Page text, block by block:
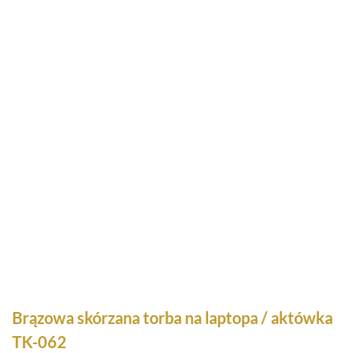
Brązowa skórzana torba na laptopa / aktówka
TK-062